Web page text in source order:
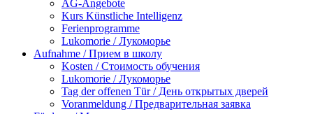
AG-Angebote
Kurs Künstliche Intelligenz
Ferienprogramme
Lukomorie / Лукоморье
Aufnahme / Прием в школу
Kosten / Стоимость обучения
Lukomorie / Лукоморье
Tag der offenen Tür / День открытых дверей
Voranmeldung / Предварительная заявка